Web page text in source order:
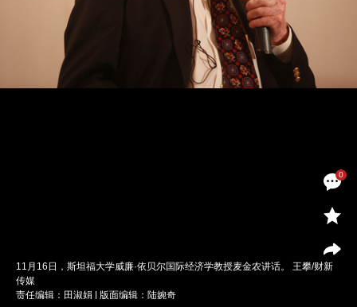
0
11月16日，斯坦福大学威廉·依贝尔国际经济学教授麦金农讲话。 王攀/财新
传媒
责任编辑：田淑娟 | 版面编辑：陆婉奇